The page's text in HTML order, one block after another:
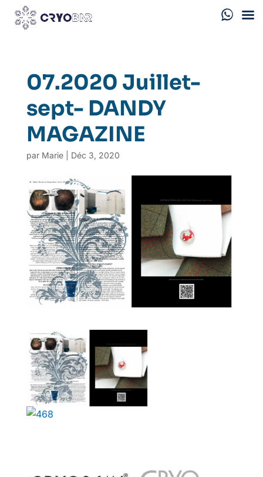
07.2020 Juillet-
sept- DANDY
MAGAZINE
par Marie| Déc 3, 2020